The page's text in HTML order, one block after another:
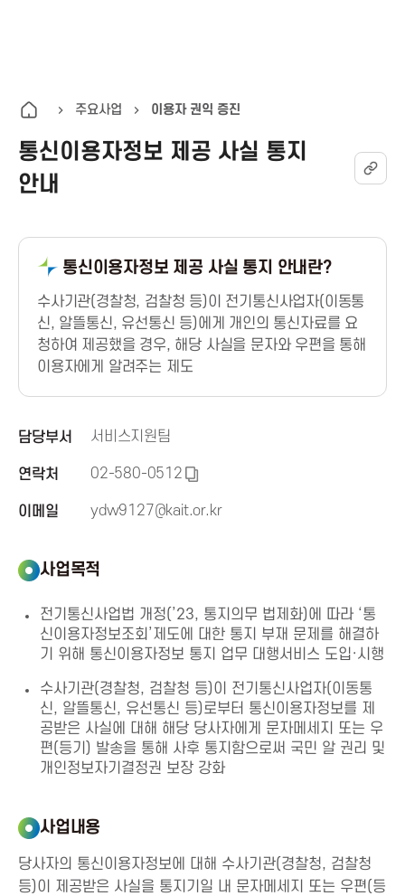
I
T
국
정
보
통
신
진
흥
협
회
a
기
주요사업 이용자 권익 증진
통신이용자정보 제공 사실 통지
안내
통신이용자정보 제공 사실 통지 안내란?
수사기관(경찰청, 검찰청 등)이 전기통신사업자(이동통
신, 알뜰통신, 유선통신 등)에게 개인의 통신자료를 요
청하여 제공했을 경우, 해당 사실을 문자와 우편을 통해
이용자에게 알려주는 제도
담당부서 서비스지원팀
연락처 02-580-0512
복
사
이메일 ydw9127@kait.or.kr
사업목적
전기통신사업법 개정(’23, 통지의무 법제화)에 따라 ‘통
신이용자정보조회’제도에 대한 통지 부재 문제를 해결하
기 위해 통신이용자정보 통지 업무 대행서비스 도입·시행
수사기관(경찰청, 검찰청 등)이 전기통신사업자(이동통
신, 알뜰통신, 유선통신 등)로부터 통신이용자정보를 제
공받은 사실에 대해 해당 당사자에게 문자메세지 또는 우
편(등기) 발송을 통해 사후 통지함으로써 국민 알 권리 및
개인정보자기결정권 보장 강화
사업내용
당사자의 통신이용자정보에 대해 수사기관(경찰청, 검찰청
등)이 제공받은 사실을 통지기일 내 문자메세지 또는 우편(등